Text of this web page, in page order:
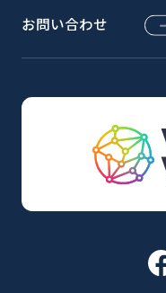
お問い合わせ